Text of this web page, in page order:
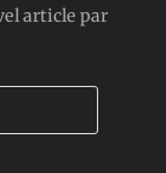
article par